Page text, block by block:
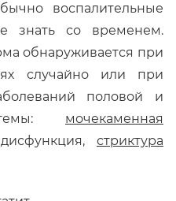
воспалительные
знать со временем.
обнаруживается при
случайно или при
половой и
мочекаменная
стриктура